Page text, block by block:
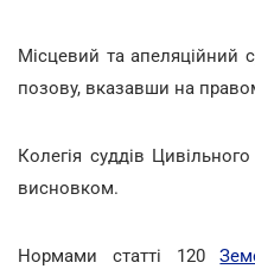
Місцевий та апеляційний
позову, вказавши на
Колегія суддів
висновком.
Нормами статті 120